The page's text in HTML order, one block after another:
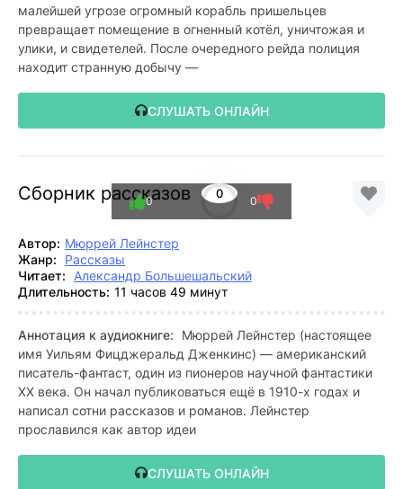
малейшей угрозе огромный корабль пришельцев
превращает помещение в огненный котёл, уничтожая и
улики, и свидетелей. После очередного рейда полиция
находит странную добычу —
СЛУШАТЬ ОНЛАЙН
Сборник рассказов 0
0 0
Автор: Мюррей Лейнстер
Жанр:
Рассказы
Читает:
Александр Большешальский
Длительность: 11 часов 49 минут
Аннотация к аудиокниге:
Мюррей Лейнстер (настоящее
имя Уильям Фицджеральд Дженкинс) — американский
писатель-фантаст, один из пионеров научной фантастики
XX века. Он начал публиковаться ещё в 1910-х годах и
написал сотни рассказов и романов. Лейнстер
прославился как автор идеи
СЛУШАТЬ ОНЛАЙН